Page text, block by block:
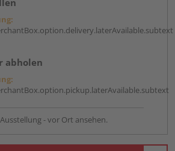
abholen
- vor Ort ansehen.